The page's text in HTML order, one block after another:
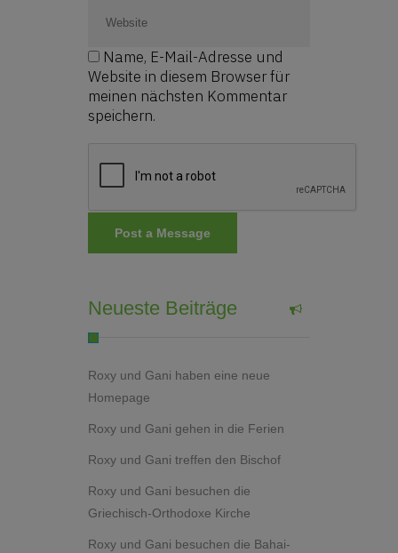
Name, E-Mail-Adresse und
Website in diesem Browser für
meinen nächsten Kommentar
speichern.
Neueste Beiträge
Roxy und Gani haben eine neue
Homepage
Roxy und Gani gehen in die Ferien
Roxy und Gani treffen den Bischof
Roxy und Gani besuchen die
Griechisch-Orthodoxe Kirche
Roxy und Gani besuchen die Bahai-